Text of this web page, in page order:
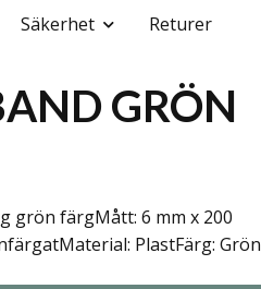
Säkerhet Returer
GRÖN
grön färgMått: 6 mm x 200
PlastFärg: Grön